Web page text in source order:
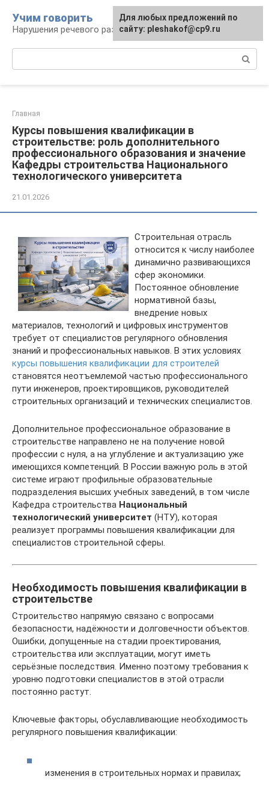
контенту
Учим говорить
Нарушения речевого развития
Главная
Курсы повышения квалификации в
строительстве: роль дополнительного
профессионального образования и значение
Кафедры строительства Национального
технологического университета
21.01.2026
Строительная отрасль
относится к числу наиболее
динамично развивающихся
сфер экономики.
Постоянное обновление
нормативной базы,
внедрение новых
материалов, технологий и цифровых инструментов
требует от специалистов регулярного обновления
знаний и профессиональных навыков. В этих условиях
курсы повышения квалификации для строителей
становятся неотъемлемой частью профессионального
пути инженеров, проектировщиков, руководителей
строительных организаций и технических специалистов.
Дополнительное профессиональное образование в
строительстве направлено не на получение новой
профессии с нуля, а на углубление и актуализацию уже
имеющихся компетенций. В России важную роль в этой
системе играют профильные образовательные
подразделения высших учебных заведений, в том числе
Кафедра строительства Национальный
технологический университет (НТУ), которая
реализует программы повышения квалификации для
специалистов строительной сферы.
Необходимость повышения квалификации в
строительстве
Строительство напрямую связано с вопросами
безопасности, надёжности и долговечности объектов.
Ошибки, допущенные на стадии проектирования,
строительства или эксплуатации, могут иметь
серьёзные последствия. Именно поэтому требования к
уровню подготовки специалистов в этой отрасли
постоянно растут.
Ключевые факторы, обуславливающие необходимость
регулярного повышения квалификации:
изменения в строительных нормах и правилах;
Для любых предложений по
сайту: pleshakof@cp9.ru